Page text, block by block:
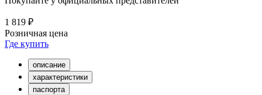
1 819 ₽
Розничная цена
Где купить
описание
характеристики
паспорта